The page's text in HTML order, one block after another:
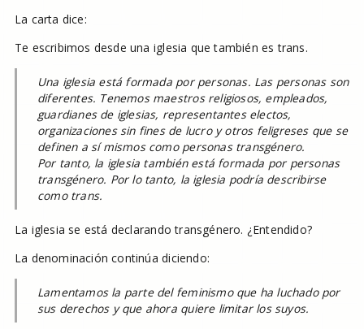
La carta dice:
Te escribimos desde una iglesia que también es trans.
Una iglesia está formada por personas. Las personas son
diferentes. Tenemos maestros religiosos, empleados,
guardianes de iglesias, representantes electos,
organizaciones sin fines de lucro y otros feligreses que se
definen a sí mismos como personas transgénero.
Por tanto, la iglesia también está formada por personas
transgénero. Por lo tanto, la iglesia podría describirse
como trans.
La iglesia se está declarando transgénero. ¿Entendido?
La denominación continúa diciendo:
Lamentamos la parte del feminismo que ha luchado por
sus derechos y que ahora quiere limitar los suyos.